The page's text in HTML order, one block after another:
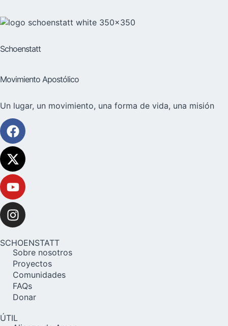
Schoenstatt
Movimiento Apostólico
Un lugar, un movimiento, una forma de vida, una misión
SCHOENSTATT
Sobre nosotros
Proyectos
Comunidades
FAQs
Donar
ÚTIL